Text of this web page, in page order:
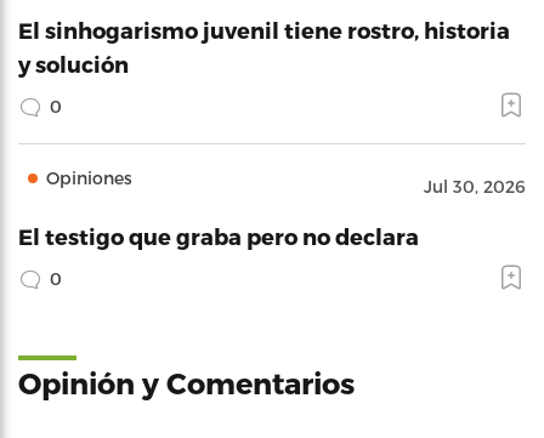
El sinhogarismo juvenil tiene rostro, historia
y solución
0
Opiniones Jul 30, 2026
El testigo que graba pero no declara
0
Opinión y Comentarios